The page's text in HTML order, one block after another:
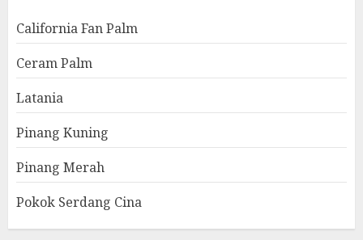
California Fan Palm
Ceram Palm
Latania
Pinang Kuning
Pinang Merah
Pokok Serdang Cina